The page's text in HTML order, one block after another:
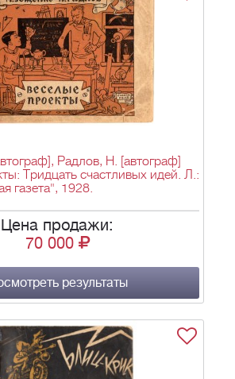
Радлов, Н. [автограф]
Тридцать счастливых идей. Л.:
газета", 1928.
Цена продажи:
70 000
результаты